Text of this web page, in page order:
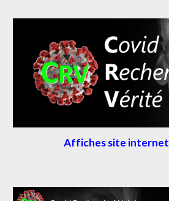
Affiches site internet